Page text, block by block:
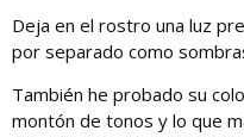
Deja en el rostro una luz
por separado como
También he probado su
montón de tonos y lo que